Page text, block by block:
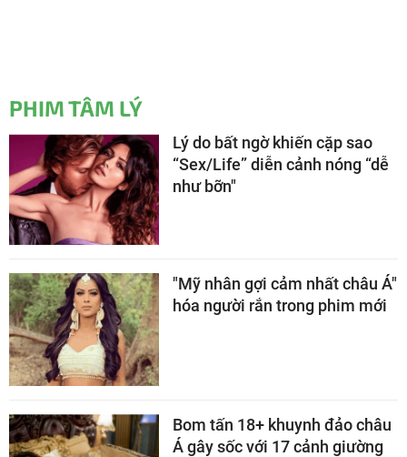
PHIM TÂM LÝ
Lý do bất ngờ khiến cặp sao
“Sex/Life” diễn cảnh nóng “dễ
như bỡn"
"Mỹ nhân gợi cảm nhất châu Á"
hóa người rắn trong phim mới
Bom tấn 18+ khuynh đảo châu
Á gây sốc với 17 cảnh giường